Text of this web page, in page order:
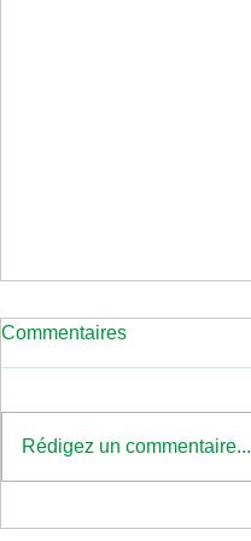
Commentaires
Rédigez un commentaire...